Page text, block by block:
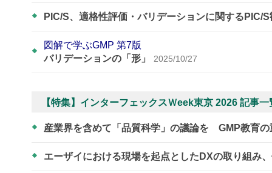
PIC/S、適格性評価・バリデーションに関するPIC/
図解で学ぶGMP 第7版
バリデーションの「形」
2025/10/27
【特集】インターフェックスＷeek東京 2026 記事一
産業界を含めて「品質科学」の議論を GMP教育
エーザイにおける現場を起点としたDXの取り組